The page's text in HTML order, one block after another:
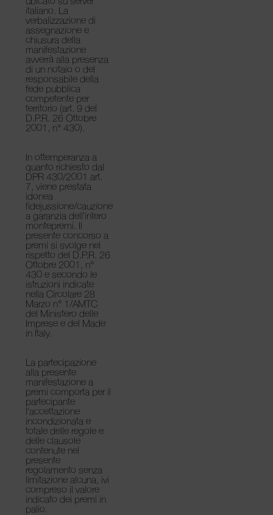
italiano. La
verbalizzazione di
assegnazione e
chiusura della
manifestazione
avverrà alla presenza
di un notaio o del
responsabile della
fede pubblica
competente per
territorio (art. 9 del
D.P.R. 26 Ottobre
2001, n° 430).
In ottemperanza a
quanto richiesto dal
DPR 430/2001 art.
7, viene prestata
idonea
fidejussione/cauzione
a garanzia dell’intero
montepremi. Il
presente concorso a
premi si svolge nel
rispetto del D.P.R. 26
Ottobre 2001, n°
430 e secondo le
istruzioni indicate
nella Circolare 28
Marzo n° 1/AMTC
del Ministero delle
Imprese e del Made
in Italy.
La partecipazione
alla presente
manifestazione a
premi comporta per il
partecipante
l’accettazione
incondizionata e
totale delle regole e
delle clausole
contenute nel
presente
regolamento senza
limitazione alcuna, ivi
compreso il valore
indicato dei premi in
palio.